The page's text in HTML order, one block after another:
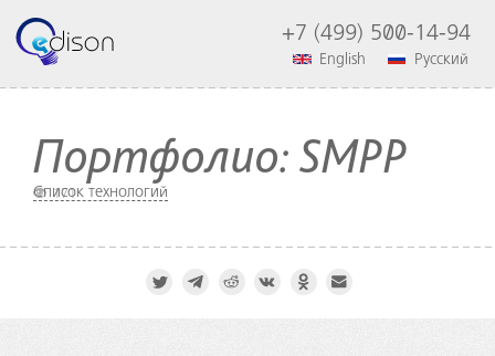
+7 (499) 500-14-94
English Русский
Портфолио: SMPP
171
Список технологий